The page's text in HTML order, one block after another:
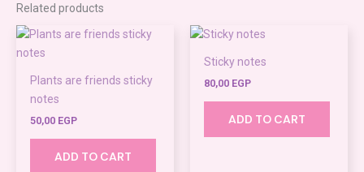
Related products
Plants are friends sticky
notes
50,00 EGP
ADD TO CART
Sticky notes
80,00 EGP
ADD TO CART